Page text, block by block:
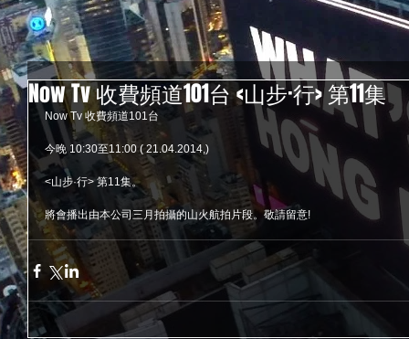
Now Tv 收費頻道101台 <山步·行> 第11集
Now Tv 收費頻道101台
今晚 10:30至11:00 ( 21.04.2014,)
<山步·行> 第11集。
將會播出由本公司三月拍攝的山火航拍片段。敬請留意!